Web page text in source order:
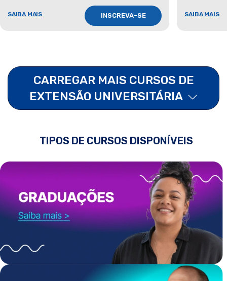
SAIBA MAIS INSCREVA-SE SAIBA MAIS
CARREGAR MAIS CURSOS DE
EXTENSÃO UNIVERSITÁRIA
TIPOS DE CURSOS DISPONÍVEIS